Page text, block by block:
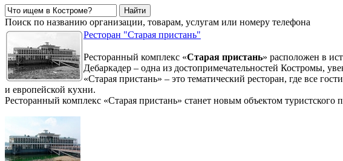
Поиск по названию организации, товарам, услугам или номеру телефона
Ресторан "Старая пристань"
Ресторанный комплекс «Старая пристань» расположен в
Дебаркадер – одна из достопримечательностей Костромы,
«Старая пристань» – это тематический ресторан, где все
и европейской кухни.
Ресторанный комплекс «Старая пристань» станет новым объектом